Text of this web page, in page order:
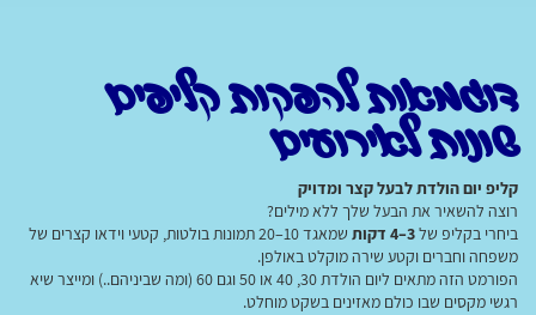
דוגמאות להפקות קליפים
שונות לאירועים
קליפ יום הולדת לבעל קצר ומדויק
רוצה להשאיר את הבעל שלך ללא מילים?
ביחרי בקליפ של3–4 דקות
שמאגד 10–20 תמונות בולטות, קטעי וידאו קצרים של
משפחה וחברים וקטע שירה מוקלט באולפן.
הפורמט הזה מתאים ליום הולדת 30, 40 או 50 וגם 60 (ומה שביניהם..) ומייצר שיא
רגשי מקסים שבו כולם מאזינים בשקט מוחלט.